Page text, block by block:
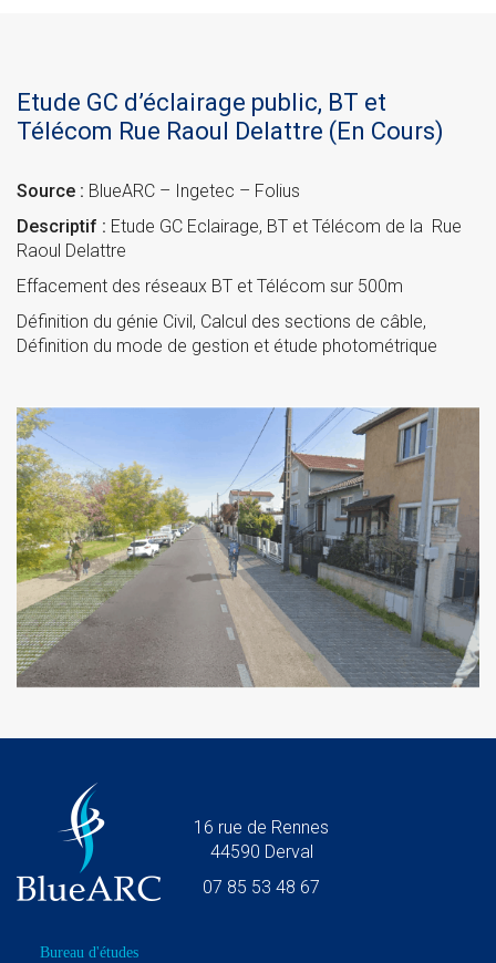
Etude GC d’éclairage public, BT et
Télécom Rue Raoul Delattre (En Cours)
Source : BlueARC – Ingetec – Folius
Descriptif : Etude GC Eclairage, BT et Télécom de la Rue
Raoul Delattre
Effacement des réseaux BT et Télécom sur 500m
Définition du génie Civil, Calcul des sections de câble,
Définition du mode de gestion et étude photométrique
Bureau d'études
16 rue de Rennes
44590 Derval
07 85 53 48 67